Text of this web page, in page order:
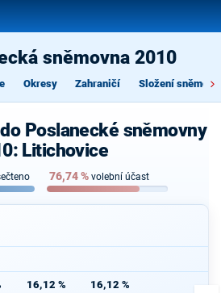
sněmovna 2010
Okresy Zahraničí Složení
Poslanecké sněmovny
Litichovice
76,74% volební účast
16,12 % 16,12 %